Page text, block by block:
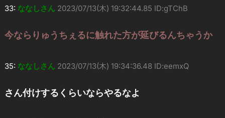
33: ななしさん 2023/07/13(木) 19:32:44.85 ID:gTChB
今ならりゅうちぇるに触れた方が延びるんちゃうか
35: ななしさん 2023/07/13(木) 19:34:36.48 ID:eemxQ
さん付けするくらいならやるなよ